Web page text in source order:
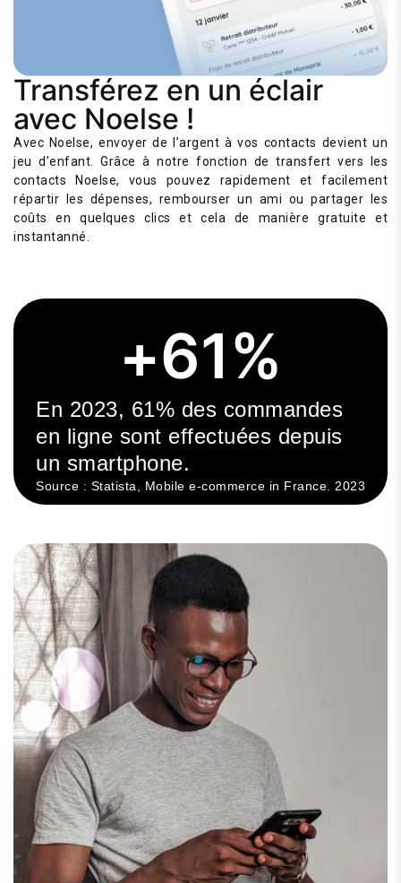
Transférez en un éclair
avec Noelse !
Avec Noelse, envoyer de l’argent à vos contacts devient un
jeu d’enfant. Grâce à notre fonction de transfert vers les
contacts Noelse, vous pouvez rapidement et facilement
répartir les dépenses, rembourser un ami ou partager les
coûts en quelques clics et cela de manière gratuite et
instantanné.
+61%
En 2023, 61% des commandes
en ligne sont effectuées depuis
un smartphone.
Source : Statista, Mobile e-commerce in France. 2023